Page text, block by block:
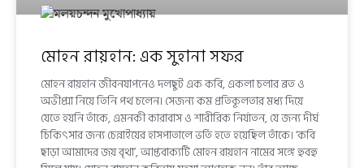
মোহন রায়হান: এক সুহানা সফর
মোহন রায়হান জীবনযাপনেও দলছুট এক কবি, একলা চলার ব্রত ও
অভীপ্সা নিয়ে তিনি পথ চলেন। সেজন্য কম প্রতিকূলতার মধ্য দিয়ে
যেতে হয়নি তাঁকে, এমনকী কারাবাস ও শারীরিক নির্যাতন, যে জন্য দীর্ঘ
চিকিৎসার জন্য চেন্নাইয়ের হাসপাতালে ভর্তি হতে হয়েছিল তাঁকে। ‘কবি
ছাড়া আমাদের জয় বৃথা’, আপ্তবাক্যটি মোহন রায়হান নামের সঙ্গে হুবহু